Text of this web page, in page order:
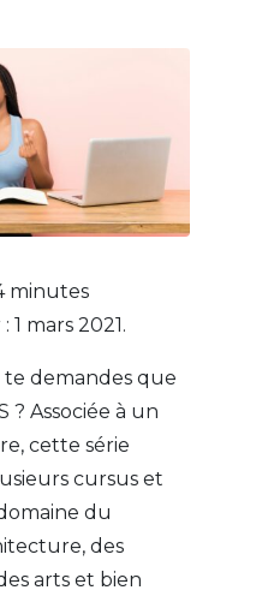
minutes
1 mars 2021.
demandes que
? Associée à un
cette série
cursus et
du
des
arts et bien